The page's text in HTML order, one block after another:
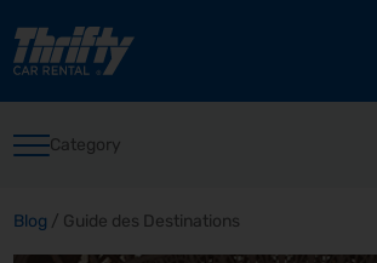
Category
Blog / Guide des Destinations